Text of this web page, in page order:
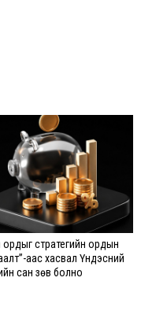
ордыг стратегийн ордын
аас хасвал Үндэсний
сан зөв болно